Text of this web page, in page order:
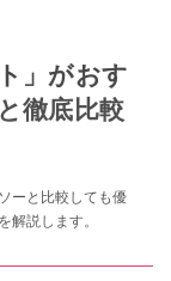
」がおす
徹底比較
ーと比較しても優
解説します。